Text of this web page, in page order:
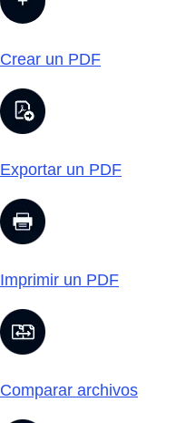
Crear un PDF
Exportar un PDF
Imprimir un PDF
Comparar archivos